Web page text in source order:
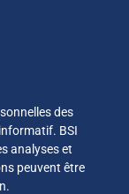
des
BSI
analyses et
peuvent être